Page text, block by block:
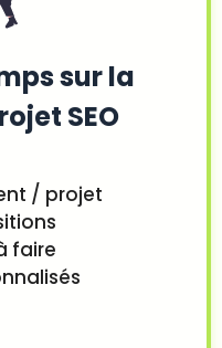
sur la
SEO
/ projet
faire